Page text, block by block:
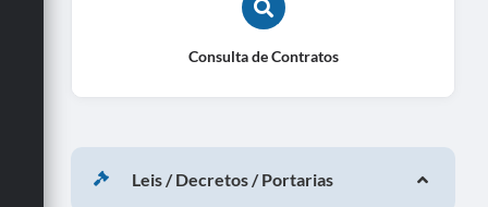
Consulta de Contratos
Leis / Decretos / Portarias